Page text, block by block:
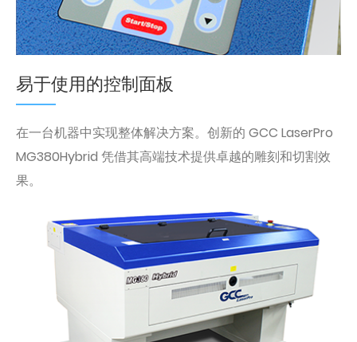
易于使用的控制面板
在一台机器中实现整体解决方案。创新的 GCC LaserPro
MG380Hybrid 凭借其高端技术提供卓越的雕刻和切割效
果。